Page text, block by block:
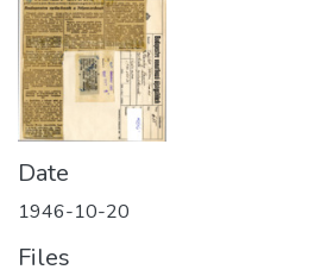
Date
1946-10-20
Files